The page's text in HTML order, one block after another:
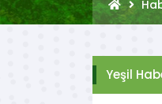
Yeşil